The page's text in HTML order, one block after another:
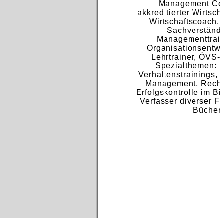
Management
akkreditierter
Lehrtrainer,
Spezialthemen:
Management,
Erfolgskontrolle im
Verfasser diverser